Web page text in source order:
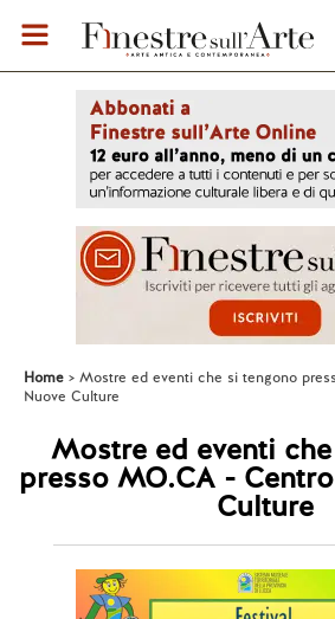
Home
Mostre ed eventi che si tengono
Nuove Culture
Mostre ed eventi
presso MO.CA -
Culture